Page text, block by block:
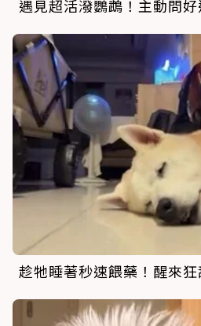
遇見超活潑鸚鵡！主動問
趁牠睡著秒速餵藥！醒來